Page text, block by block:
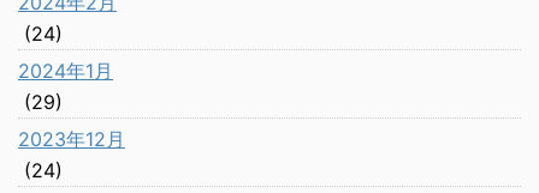
(24)
2024年1月
(29)
2023年12月
(24)